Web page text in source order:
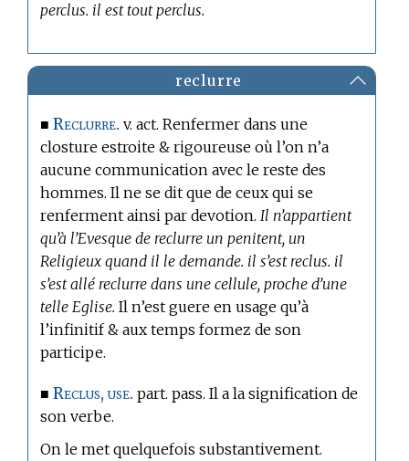
perclus. il est tout perclus.
reclurre
■Reclurre. v. act. Renfermer dans une
closture estroite & rigoureuse où l’on n’a
aucune communication avec le reste des
hommes. Il ne se dit que de ceux qui se
renferment ainsi par devotion. Il n’appartient
qu’à l’Evesque de reclurre un penitent, un
Religieux quand il le demande. il s’est reclus. il
s’est allé reclurre dans une cellule, proche d’une
telle Eglise. Il n’est guere en usage qu’à
l’infinitif & aux temps formez de son
participe.
■Reclus, use. part. pass. Il a la signification de
son verbe.
On le met quelquefois substantivement.